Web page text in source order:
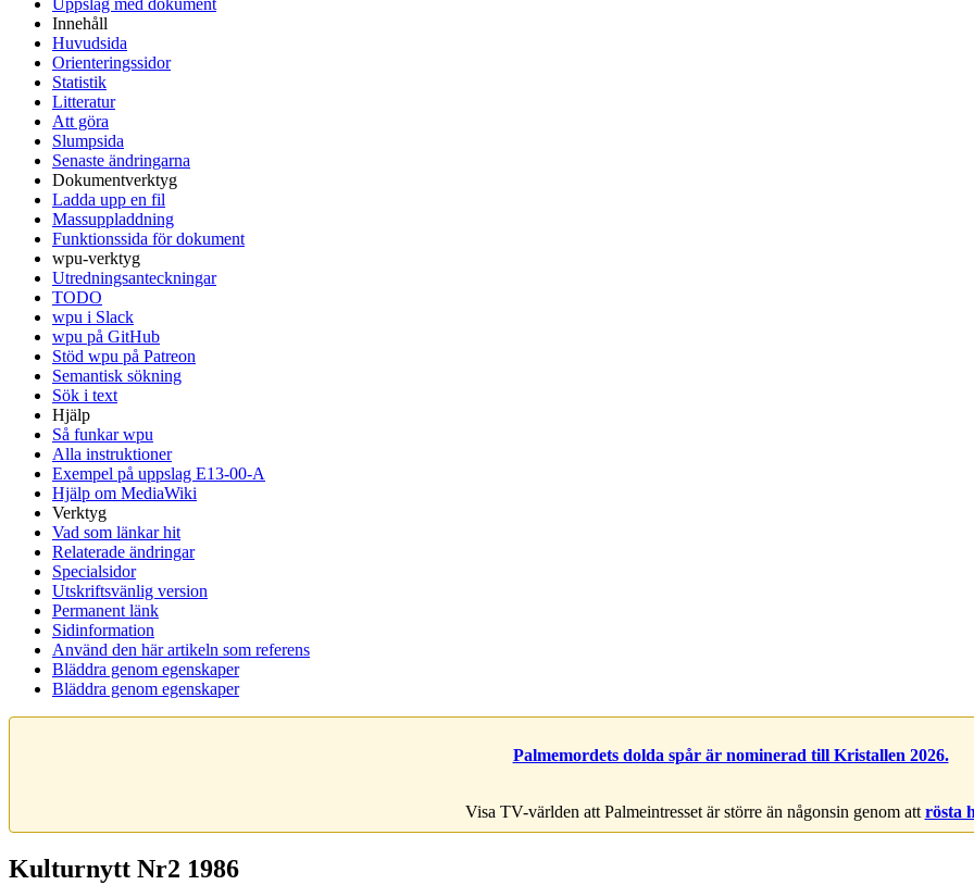
Uppslag med dokument
Innehåll
Huvudsida
Orienteringssidor
Statistik
Litteratur
Att göra
Slumpsida
Senaste ändringarna
Dokumentverktyg
Ladda upp en fil
Massuppladdning
Funktionssida för dokument
wpu-verktyg
Utredningsanteckningar
TODO
wpu i Slack
wpu på GitHub
Stöd wpu på Patreon
Semantisk sökning
Sök i text
Hjälp
Så funkar wpu
Alla instruktioner
Exempel på uppslag E13-00-A
Hjälp om MediaWiki
Verktyg
Vad som länkar hit
Relaterade ändringar
Specialsidor
Utskriftsvänlig version
Permanent länk
Sidinformation
Använd den här artikeln som referens
Bläddra genom egenskaper
Bläddra genom egenskaper
Palmemordets dolda spår är nominerad till Kristallen 2026.
Visa TV-världen att Palmeintresset är större än någonsin genom att rösta
Kulturnytt Nr2 1986